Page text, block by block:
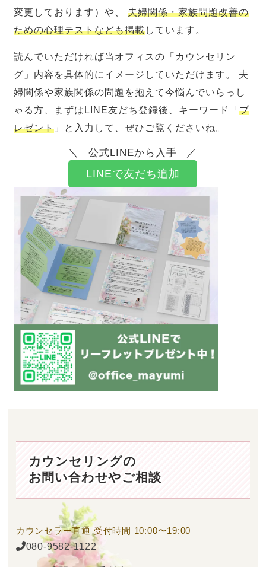
変更しております）や、夫婦関係・家族問題改善の
ための心理テストなども掲載しています。
読んでいただければ当オフィスの「カウンセリン
グ」内容を具体的にイメージしていただけます。 夫
婦関係や家族関係の問題を抱えて今悩んでいらっし
ゃる方、まずはLINE友だち登録後、キーワード「プ
レゼント 」と入力して、ぜひご覧くださいね。
公式LINEから入手
LINEで友だち追加
カウンセリングの
お問い合わせやご相談
カウンセラー直通 受付時間 10:00〜19:00
080-9582-1122